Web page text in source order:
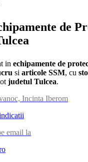
de
inechipamente de
siarticole SSM, cu
judetul Tulcea.
Incinta Iberom
email la